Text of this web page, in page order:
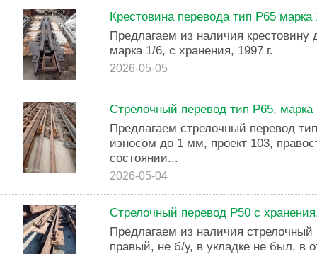
Крестовина перевода тип Р65 марка
Предлагаем из наличия крестовину
марка 1/6, с хранения, 1997 г.
2026-05-05
Стрелочный перевод тип Р65,
Предлагаем стрелочный перевод
износом до 1 мм, проект 103,
состоянии...
2026-05-04
Стрелочный перевод Р50 с
Предлагаем из наличия
правый, не б/у, в укладке не был, в